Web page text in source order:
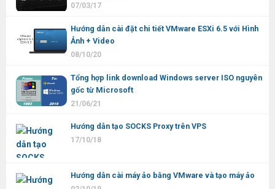
07/03/17
Hướng dẫn cài đặt chi tiết VMware ESXi 6.5 với Hình
Ảnh + Video
08/10/20
Tổng hợp link download Windows server ISO nguyên
gốc từ Microsoft
21/06/21
Hướng dẫn tạo SOCKS Proxy trên VPS
17/10/18
Hướng dẫn cài máy ảo bằng VMware và tạo máy ảo